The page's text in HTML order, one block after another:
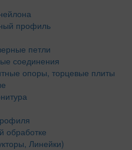
профиль
петли
соединения
опоры, торцевые плиты
обработке
Линейки)